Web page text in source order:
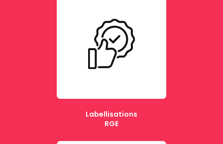
Labellisations
RGE